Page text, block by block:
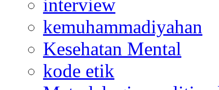
interview
kemuhammadiyahan
Kesehatan Mental
kode etik